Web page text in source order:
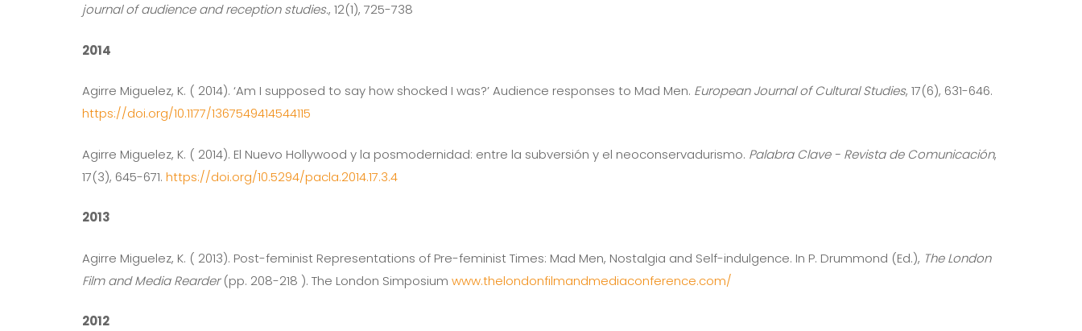
journal of audience and reception studies., 12(1), 725-738
2014
Agirre Miguelez, K. ( 2014). ‘Am I supposed to say how shocked I was?’ Audience responses to Mad Men. European Journal of Cultural Studies, 17(6), 631-646.
https://doi.org/10.1177/1367549414544115
Agirre Miguelez, K. ( 2014). El Nuevo Hollywood y la posmodernidad: entre la subversión y el neoconservadurismo. Palabra Clave - Revista de Comunicación,
17(3), 645-671. https://doi.org/10.5294/pacla.2014.17.3.4
2013
Agirre Miguelez, K. ( 2013). Post-feminist Representations of Pre-feminist Times: Mad Men, Nostalgia and Self-indulgence. In P. Drummond (Ed.), The London
Film and Media Rearder(pp. 208-218 ). The London Simposium www.thelondonfilmandmediaconference.com/
2012